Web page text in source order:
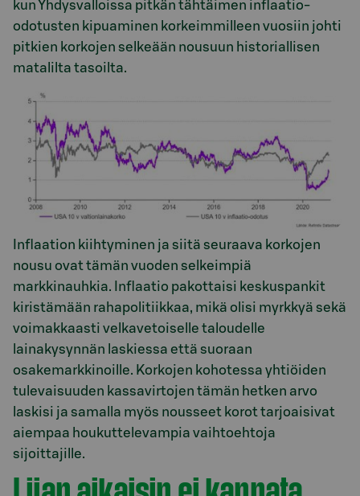
kun Yhdysvalloissa pitkän tähtäimen inflaatio-
odotusten kipuaminen korkeimmilleen vuosiin johti
pitkien korkojen selkeään nousuun historiallisen
matalilta tasoilta.
Inflaation kiihtyminen ja siitä seuraava korkojen
nousu ovat tämän vuoden selkeimpiä
markkinauhkia. Inflaatio pakottaisi keskuspankit
kiristämään rahapolitiikkaa, mikä olisi myrkkyä sekä
voimakkaasti velkavetoiselle taloudelle
lainakysynnän laskiessa että suoraan
osakemarkkinoille. Korkojen kohotessa yhtiöiden
tulevaisuuden kassavirtojen tämän hetken arvo
laskisi ja samalla myös nousseet korot tarjoaisivat
aiempaa houkuttelevampia vaihtoehtoja
sijoittajille.